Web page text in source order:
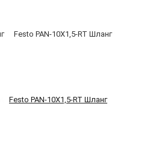
Festo PAN-10X1,5-RT Шланг